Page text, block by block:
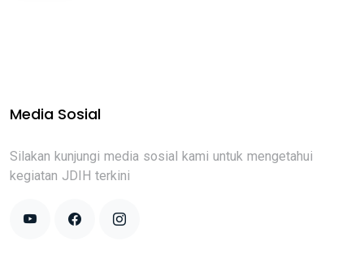
Media Sosial
Silakan kunjungi media sosial kami untuk mengetahui
kegiatan JDIH terkini